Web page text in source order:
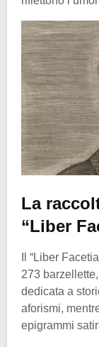
La
“Liber
Il “Liber
273
dedicata a
aforismi,
epigrammi